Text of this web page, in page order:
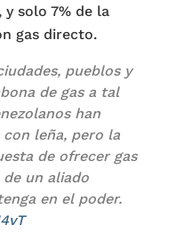
solo 7% de la
gas directo.
pueblos y
de gas a tal
han
leña, pero la
de ofrecer gas
de un aliado
en el poder.